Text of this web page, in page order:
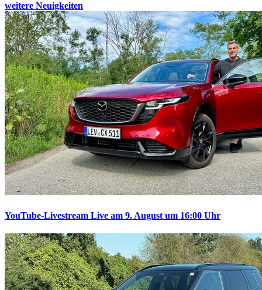
weitere Neuigkeiten
YouTube-Livestream Live am 9. August um 16:00 Uhr